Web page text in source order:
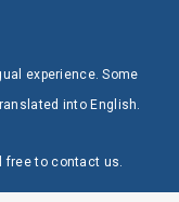
experience. Some
into English.
free to contact us.